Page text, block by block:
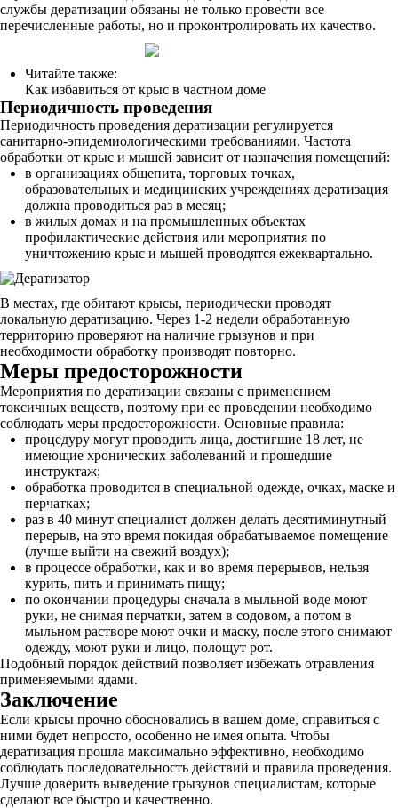
службы дератизации обязаны не только провести все
перечисленные работы, но и проконтролировать их качество.
Читайте также:
Как избавиться от крыс в частном доме
Периодичность проведения
Периодичность проведения дератизации регулируется
санитарно-эпидемиологическими требованиями. Частота
обработки от крыс и мышей зависит от назначения помещений:
в организациях общепита, торговых точках,
образовательных и медицинских учреждениях дератизация
должна проводиться раз в месяц;
в жилых домах и на промышленных объектах
профилактические действия или мероприятия по
уничтожению крыс и мышей проводятся ежеквартально.
В местах, где обитают крысы, периодически проводят
локальную дератизацию. Через 1-2 недели обработанную
территорию проверяют на наличие грызунов и при
необходимости обработку производят повторно.
Меры предосторожности
Мероприятия по дератизации связаны с применением
токсичных веществ, поэтому при ее проведении необходимо
соблюдать меры предосторожности. Основные правила:
процедуру могут проводить лица, достигшие 18 лет, не
имеющие хронических заболеваний и прошедшие
инструктаж;
обработка проводится в специальной одежде, очках, маске и
перчатках;
раз в 40 минут специалист должен делать десятиминутный
перерыв, на это время покидая обрабатываемое помещение
(лучше выйти на свежий воздух);
в процессе обработки, как и во время перерывов, нельзя
курить, пить и принимать пищу;
по окончании процедуры сначала в мыльной воде моют
руки, не снимая перчатки, затем в содовом, а потом в
мыльном растворе моют очки и маску, после этого снимают
одежду, моют руки и лицо, полощут рот.
Подобный порядок действий позволяет избежать отравления
применяемыми ядами.
Заключение
Если крысы прочно обосновались в вашем доме, справиться с
ними будет непросто, особенно не имея опыта. Чтобы
дератизация прошла максимально эффективно, необходимо
соблюдать последовательность действий и правила проведения.
Лучше доверить выведение грызунов специалистам, которые
сделают все быстро и качественно.